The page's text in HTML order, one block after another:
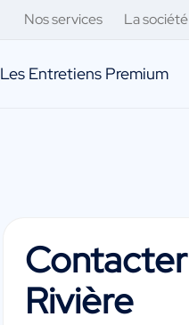
Nos services La société
Les Entretiens Premium
Contacter
Rivière